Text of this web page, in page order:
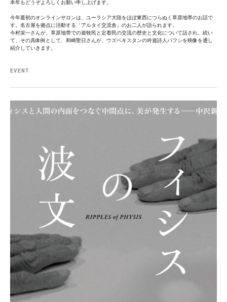
本年もどうぞよろしくお願い申し上げます。
今年最初のオンラインサロンは、ユーラシア大陸をほぼ東西につらぬく草原地帯のお話で
す。名古屋を拠点に活動する「アルタイ交流舎」のお二人が語られます。
今村栄一さんが、草原地帯での遊牧民と定着民の交流の歴史と文化について話され、続い
て、その具体例として、和崎聖日さんが、ウズベキスタンの吟遊詩人バフシを映像を通し
紹介していきます。
EVENT